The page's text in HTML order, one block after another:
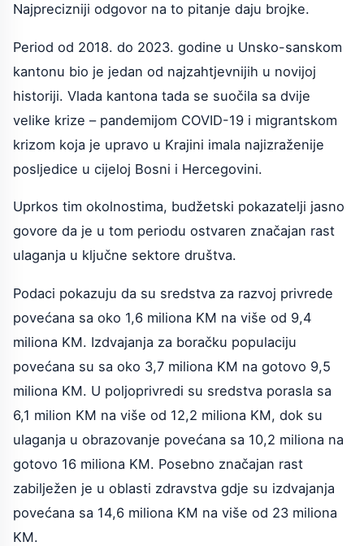
Najprecizniji odgovor na to pitanje daju brojke.
Period od 2018. do 2023. godine u Unsko-sanskom
kantonu bio je jedan od najzahtjevnijih u novijoj
historiji. Vlada kantona tada se suočila sa dvije
velike krize – pandemijom COVID-19 i migrantskom
krizom koja je upravo u Krajini imala najizraženije
posljedice u cijeloj Bosni i Hercegovini.
Uprkos tim okolnostima, budžetski pokazatelji jasno
govore da je u tom periodu ostvaren značajan rast
ulaganja u ključne sektore društva.
Podaci pokazuju da su sredstva za razvoj privrede
povećana sa oko 1,6 miliona KM na više od 9,4
miliona KM. Izdvajanja za boračku populaciju
povećana su sa oko 3,7 miliona KM na gotovo 9,5
miliona KM. U poljoprivredi su sredstva porasla sa
6,1 milion KM na više od 12,2 miliona KM, dok su
ulaganja u obrazovanje povećana sa 10,2 miliona na
gotovo 16 miliona KM. Posebno značajan rast
zabilježen je u oblasti zdravstva gdje su izdvajanja
povećana sa 14,6 miliona KM na više od 23 miliona
KM.